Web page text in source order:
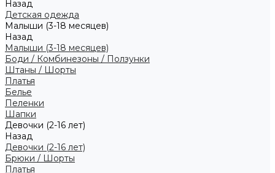
Назад
Детская одежда
Малыши (3-18 месяцев)
Назад
Малыши (3-18 месяцев)
Боди / Комбинезоны / Ползунки
Штаны / Шорты
Платья
Белье
Пеленки
Шапки
Девочки (2-16 лет)
Назад
Девочки (2-16 лет)
Брюки / Шорты
Платья